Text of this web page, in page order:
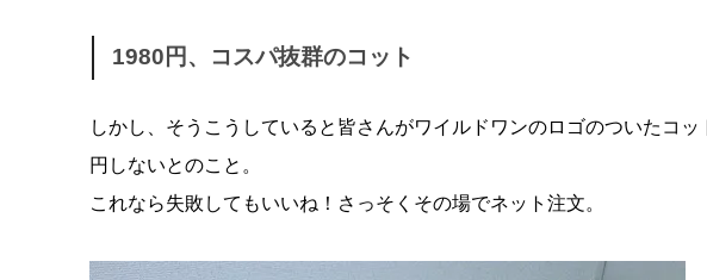
1980円、コスパ抜群のコット
しかし、そうこうしていると皆さんがワイルドワンのロゴのついたコ
円しないとのこと。
これなら失敗してもいいね！さっそくその場でネット注文。